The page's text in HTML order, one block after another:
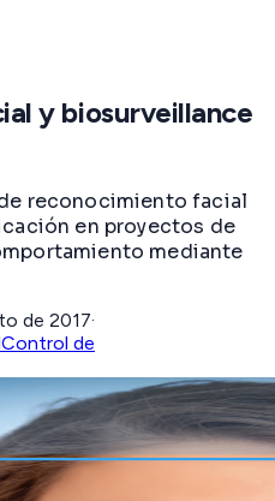
y biosurveillance
reconocimiento facial
en proyectos de
mediante
de 2017·
Control de